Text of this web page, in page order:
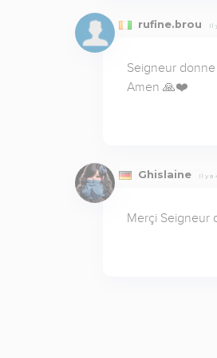
rufine.brou Il
Seigneur
Amen 🙏❤️
Ghislaine Il y a
Merçi Seigneur